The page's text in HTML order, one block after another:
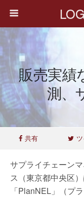
販売実績
測、
共有
サプライチェーン
ス（東京都中央区
「PlanNEL」（プ